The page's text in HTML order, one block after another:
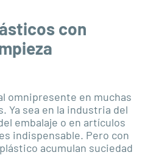
con
omnipresente en muchas
Ya sea en la industria del
embalaje o en artículos
indispensable. Pero con
acumulan suciedad